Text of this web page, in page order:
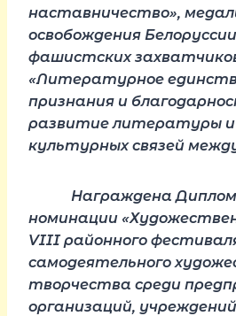
наставничество»,
освобождения
фашистских
«Литературное
признания и
развитие литературы и
культурных связей
Награждена
номинации
VIII районного
самодеятельного
творчества среди
организаций,